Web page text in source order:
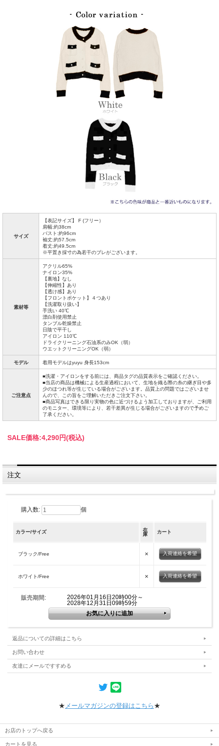
サイズ
【表記サイズ】 F (フリー）
肩幅:約38cm
バスト:約96cm
袖丈:約57.5cm
着丈:約49.5cm
※平置き採寸の為若干のブレがございます。
素材等
アクリル65%
ナイロン35%
【裏地】なし
【伸縮性】あり
【透け感】あり
【フロントポケット】４つあり
【洗濯取り扱い】
手洗い 40℃
漂白剤使用禁止
タンブル乾燥禁止
日陰で平干し
アイロン 110℃
ドライクリーニング石油系のみOK（弱）
ウエットクリーニングOK（弱）
モデル 着用モデルはyuyu 身長153cm
ご注意点
■洗濯・アイロンをする前には、商品タグの品質表示をご確認ください。
■当店の商品は機械による生産過程において、生地を織る際の糸の継ぎ目や多
少のほつれ等が生じている場合がございます。品質上の問題ではございませ
んので、この旨をご理解いただきご注文下さい。
■商品写真はできる限り実物の色に近づけるよう加工しておりますが、ご利用
のモニター、環境等により、若干差異が生じる場合がございますので予めご
了承ください。
SALE価格:4,290円(税込)
注文
購入数: 個
カラー/サイズ
在
庫
カート
ブラック/Free × 入荷連絡を希望
ホワイト/Free × 入荷連絡を希望
販売期間:
2026年01月16日20時00分～
2028年12月31日09時59分
返品についての詳細はこちら
お問い合わせ
友達にメールですすめる
★ メールマガジンの登録はこちら ★
お店のトップへ戻る
カートを見る